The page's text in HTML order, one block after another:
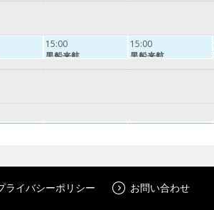
15:00
黒船来航
15:00
黒船来航
ライバシーポリシー お問い合わせ